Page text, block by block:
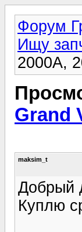
Форум
Ищу
2000А,
Grand
maksim_t
Добрый
Куплю